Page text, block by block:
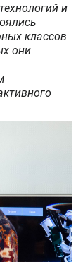
и
классов
они